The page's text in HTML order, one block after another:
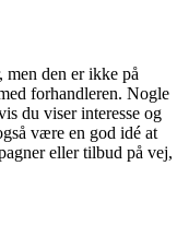
den er ikke på
forhandleren. Nogle
du viser interesse og
være en god idé at
eller tilbud på vej,